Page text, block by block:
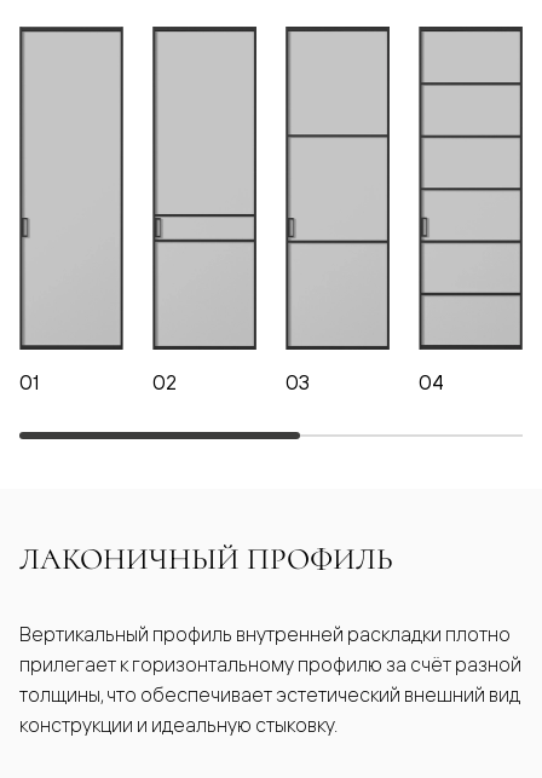
01 02 03 04
ЛАКОНИЧНЫЙ ПРОФИЛЬ
Вертикальный профиль внутренней раскладки плотно
прилегает к горизонтальному профилю за счёт разной
толщины, что обеспечивает эстетический внешний вид
конструкции и идеальную стыковку.